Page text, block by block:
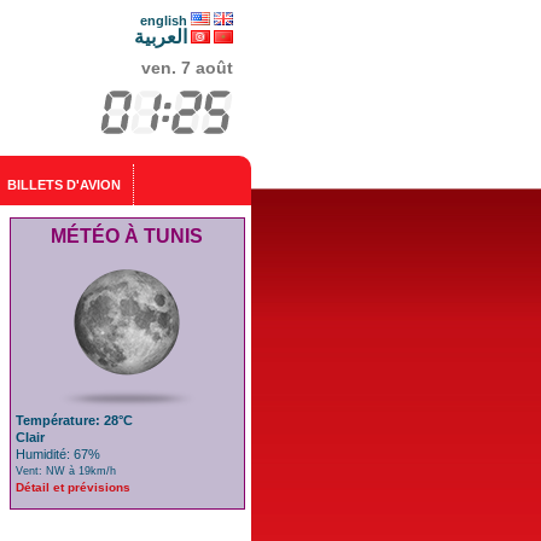
english
العربية
ven. 7 août
BILLETS D'AVION
MÉTÉO À TUNIS
Température: 28°C
Clair
Humidité: 67%
Vent: NW à 19km/h
Détail et prévisions